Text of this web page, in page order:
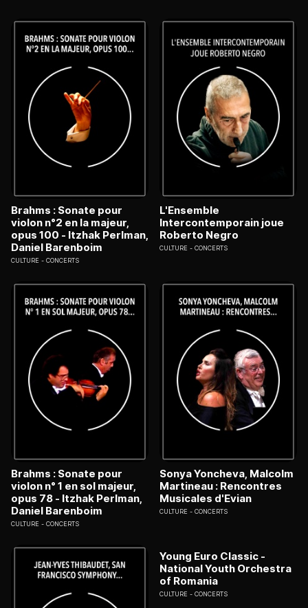
Brahms : Sonate pour
violon n°2 en la majeur,
opus 100 - Itzhak Perlman,
Daniel Barenboim
CULTURE CONCERTS
L'Ensemble
Intercontemporain joue
Roberto Negro
CULTURE CONCERTS
Brahms : Sonate pour
violon n° 1 en sol majeur,
opus 78 - Itzhak Perlman,
Daniel Barenboim
CULTURE CONCERTS
Sonya Yoncheva, Malcolm
Martineau : Rencontres
Musicales d'Evian
CULTURE CONCERTS
Young Euro Classic -
National Youth Orchestra
of Romania
CULTURE CONCERTS